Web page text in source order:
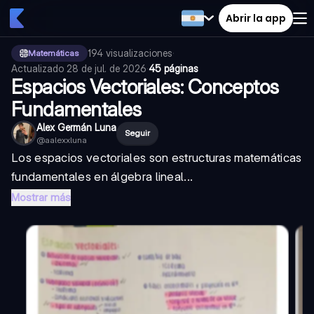
Abrir la app
Matemáticas 194 visualizaciones·
Actualizado 28 de jul. de 2026·45 páginas
Espacios Vectoriales: Conceptos
Fundamentales
Alex Germán Luna
@aalexxluna
Seguir
Los espacios vectoriales son estructuras matemáticas
fundamentales en álgebra lineal...
Mostrar más